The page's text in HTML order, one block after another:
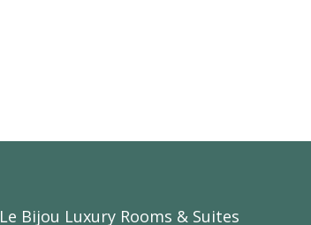
Le Bijou Luxury Rooms & Suites